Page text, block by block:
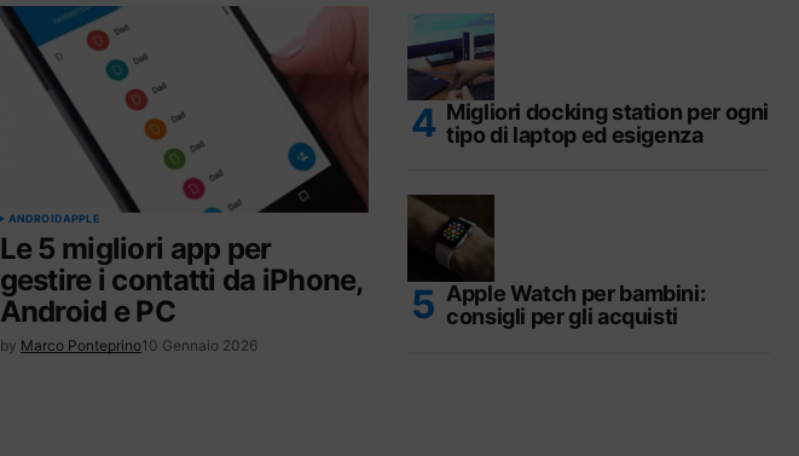
ANDROIDAPPLE
Le 5 migliori app per
gestire i contatti da iPhone,
Android e PC
by Marco Ponteprino10 Gennaio 2026
Migliori docking station per ogni
tipo di laptop ed esigenza
Apple Watch per bambini:
consigli per gli acquisti